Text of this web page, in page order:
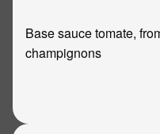
Base sauce tomate,
champignons